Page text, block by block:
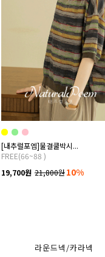
[내추럴포엠]물결쿨박시...
FREE(66~88 )
19,700원 21,800원10%
라운드넥/카라넥